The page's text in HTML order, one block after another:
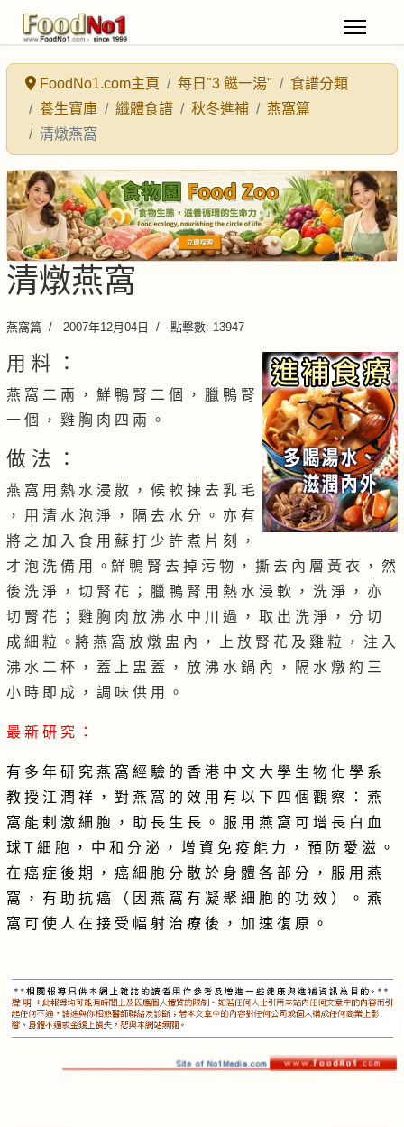
FoodNo1.com主頁 每日"3 餸一湯"
食譜分類
養生寶庫
纖體食譜 秋冬進補
燕窩篇
清燉燕窩
清燉燕窩
燕窩篇 2007年12月04日 點擊數: 13947
用 料 ：
燕 窩 二 兩 ， 鮮 鴨 腎 二 個 ， 臘 鴨 腎
一 個 ， 雞 胸 肉 四 兩 。
做 法 ：
燕 窩 用 熱 水 浸 散 ， 候 軟 揀 去 乳 毛
， 用 清 水 泡 淨 ， 隔 去 水 分 。 亦 有
將 之 加 入 食 用 蘇 打 少 許 煮 片 刻 ，
才 泡 洗 備 用 。鮮 鴨 腎 去 掉 污 物 ， 撕 去 內 層 黃 衣 ， 然
後 洗 淨 ， 切 腎 花 ； 臘 鴨 腎 用 熱 水 浸 軟 ， 洗 淨 ， 亦
切 腎 花 ； 雞 胸 肉 放 沸 水 中 川 過 ， 取 出 洗 淨 ， 分 切
成 細 粒 。將 燕 窩 放 燉 盅 內 ， 上 放 腎 花 及 雞 粒 ， 注 入
沸 水 二 杯 ， 蓋 上 盅 蓋 ， 放 沸 水 鍋 內 ， 隔 水 燉 約 三
小 時 即 成 ， 調 味 供 用 。
最 新 研 究 ：
有 多 年 研 究 燕 窩 經 驗 的 香 港 中 文 大 學 生 物 化 學 系
教 授 江 潤 祥 ， 對 燕 窩 的 效 用 有 以 下 四 個 觀 察 ： 燕
窩 能 剌 激 細 胞 ， 助 長 生 長 。 服 用 燕 窩 可 增 長 白 血
球 T 細 胞 ， 中 和 分 泌 ， 增 資 免 疫 能 力 ， 預 防 愛 滋 。
在 癌 症 後 期 ， 癌 細 胞 分 散 於 身 體 各 部 分 ， 服 用 燕
窩 ， 有 助 抗 癌 （ 因 燕 窩 有 凝 聚 細 胞 的 功 效 ） 。 燕
窩 可 使 人 在 接 受 幅 射 治 療 後 ， 加 速 復 原 。